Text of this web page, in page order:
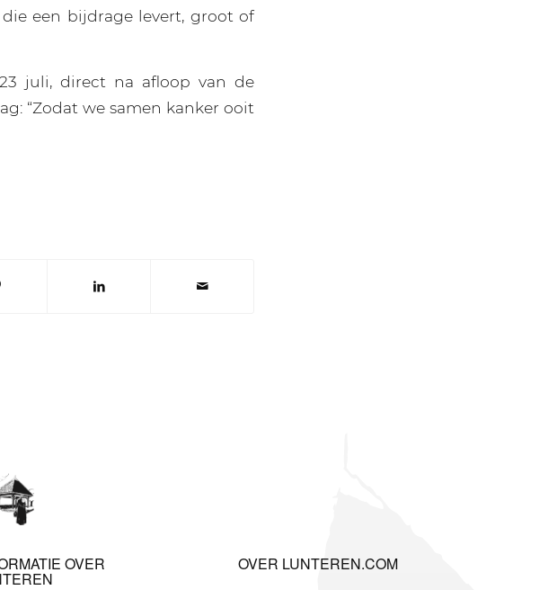
een bijdrage levert, groot of
juli, direct na afloop van de
“Zodat we samen kanker ooit
OVER OVER LUNTEREN.COM